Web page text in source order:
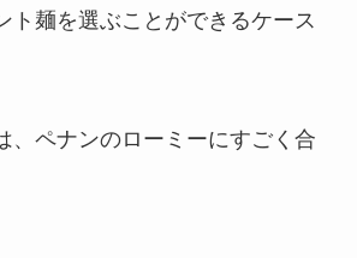
ト麺を選ぶことができるケース
、ペナンのローミーにすごく合